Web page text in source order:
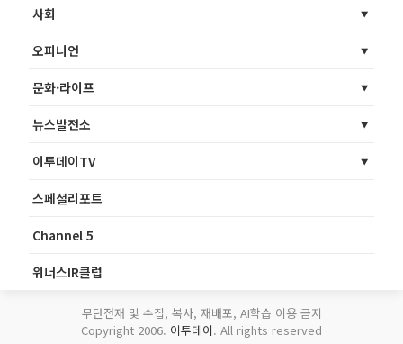
사회
오피니언
문화·라이프
뉴스발전소
이투데이TV
스페셜리포트
Channel 5
위너스IR클럽
무단전재 및 수집, 복사, 재배포, AI학습 이용 금지
Copyright 2006. 이투데이. All rights reserved